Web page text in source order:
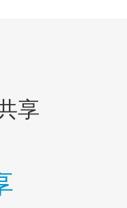
享